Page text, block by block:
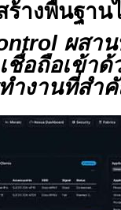
ร้างพื้นฐา
ผสา
ชื่อถือเข้า
ำงานที่สำ